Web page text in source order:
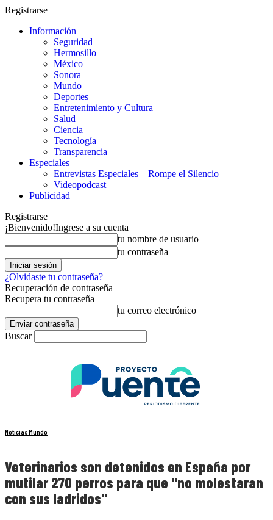
Registrarse
Información
Seguridad
Hermosillo
México
Sonora
Mundo
Deportes
Entretenimiento y Cultura
Salud
Ciencia
Tecnología
Transparencia
Especiales
Entrevistas Especiales – Rompe el Silencio
Videopodcast
Publicidad
Registrarse
¡Bienvenido!Ingrese a su cuenta
tu nombre de usuario
tu contraseña
¿Olvidaste tu contraseña?
Recuperación de contraseña
Recupera tu contraseña
tu correo electrónico
Buscar
Noticias Mundo
Veterinarios son detenidos en España por
mutilar 270 perros para que "no molestaran
con sus ladridos"